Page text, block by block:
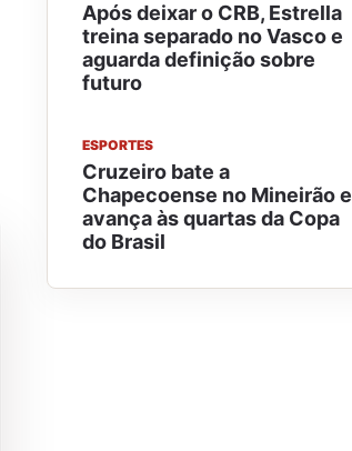
Após deixar o CRB, Estrella
treina separado no Vasco e
aguarda definição sobre
futuro
ESPORTES
Cruzeiro bate a
Chapecoense no Mineirão e
avança às quartas da Copa
do Brasil